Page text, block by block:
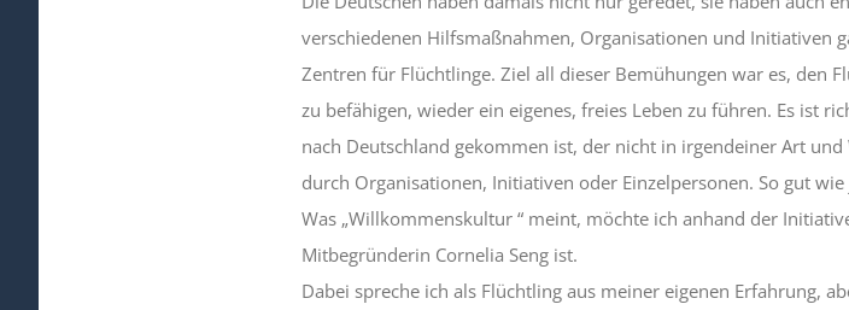
verschiedenen Hilfsmaßnahmen, Organisationen und Initiativen
Zentren für Flüchtlinge. Ziel all dieser Bemühungen war es, den
zu befähigen, wieder ein eigenes, freies Leben zu führen. Es ist
nach Deutschland gekommen ist, der nicht in irgendeiner Art
durch Organisationen, Initiativen oder Einzelpersonen. So gut
Was „Willkommenskultur “ meint, möchte ich anhand der
Mitbegründerin Cornelia Seng ist.
Dabei spreche ich als Flüchtling aus meiner eigenen Erfahrung,